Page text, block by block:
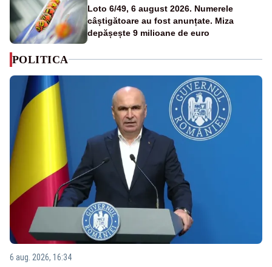
Loto 6/49, 6 august 2026. Numerele
câștigătoare au fost anunțate. Miza
depășește 9 milioane de euro
POLITICA
6 aug. 2026, 16:34